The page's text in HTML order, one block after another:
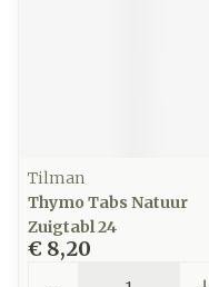
Tilman
Thymo Tabs Natuur
Zuigtabl 24
€ 8,20